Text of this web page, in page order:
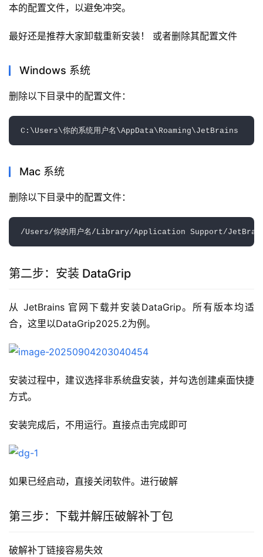
本的配置文件，以避免冲突。
最好还是推荐大家卸载重新安装！ 或者删除其配置文件
Windows 系统
删除以下目录中的配置文件：
Mac 系统
删除以下目录中的配置文件：
第二步：安装 DataGrip
从 JetBrains 官网下载并安装DataGrip。所有版本均适
合，这里以DataGrip2025.2为例。
安装过程中，建议选择非系统盘安装，并勾选创建桌面快捷
方式。
安装完成后，不用运行。直接点击完成即可
如果已经启动，直接关闭软件。进行破解
第三步：下载并解压破解补丁包
破解补丁链接容易失效